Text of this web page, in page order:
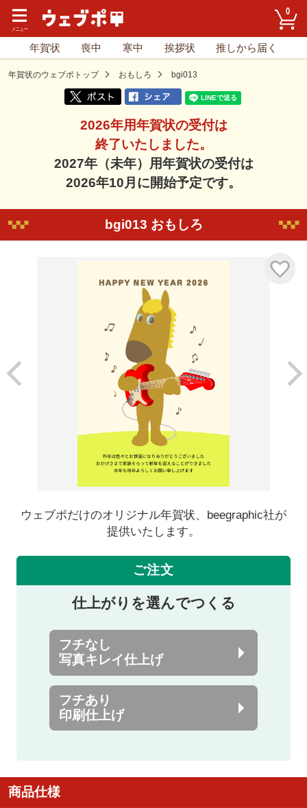
0
年賀状 喪中 寒中 挨拶状 推しから届く
年賀状のウェブポトップ おもしろ bgi013
2026年用年賀状の受付は
終了いたしました。
2027年（未年）用年賀状の受付は
2026年10月に開始予定です。
bgi013 おもしろ
ウェブポだけのオリジナル年賀状、beegraphic社が
提供いたします。
ご注文
仕上がりを選んでつくる
フチなし
写真キレイ仕上げ
フチあり
印刷仕上げ
商品仕様